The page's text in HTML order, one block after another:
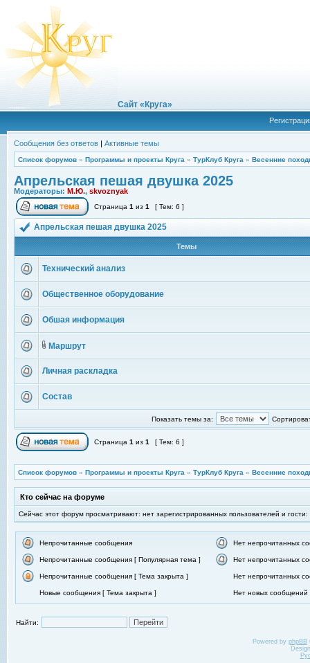
Сайт «Круга»
Сообщения без ответов | Активные темы
Список форумов » Программы и проекты Круга » ТурКлуб Круга » Весенние
Апрельская пешая двушка 2025
Модераторы: М.Ю., skvoznyak
Страница 1 из 1 [ Тем: 6 ]
Апрельская пешая двушка 2025
Темы
Технический анализ
Общественное оборудование
Обшая информация
Маршрут
Личная раскладка
Состав
Показать темы за:
Страница 1 из 1 [ Тем: 6 ]
Список форумов » Программы и проекты Круга » ТурКлуб Круга » Весенние
Кто сейчас на форуме
Сейчас этот форум просматривают: нет зарегистрированных пользователей и гости:
Непрочитанные сообщения Нет непрочитанных
Непрочитанные сообщения [ Популярная тема ] Нет непрочитанных
Непрочитанные сообщения [ Тема закрыта ] Нет непрочитанных
Новые сообщения [ Тема закрыта ] Нет новых сообщений
Найти:
Powered by phpBB